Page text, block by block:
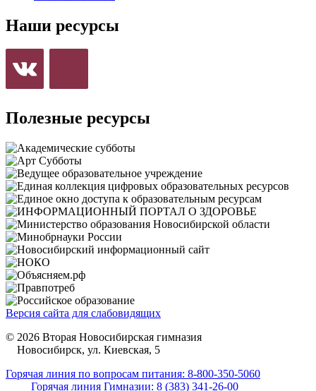
Наши ресурсы
Полезные ресурсы
Версия сайта для слабовидящих
© 2026 Вторая Новосибирская гимназия
Новосибирск, ул. Киевская, 5
Горячая линия по вопросам питания: 8-800-350-5060
Горячая линия Гимназии: 8 (383) 341-26-00